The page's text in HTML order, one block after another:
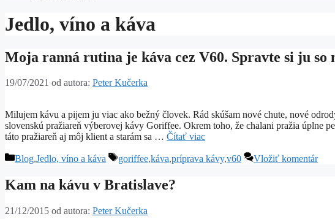
Jedlo, víno a káva
Moja ranná rutina je káva cez V60. Spravte si ju so
19/07/2021 od autora: Peter Kučerka
Milujem kávu a pijem ju viac ako bežný človek. Rád skúšam nové chute, nové
slovenskú pražiareň výberovej kávy Goriffee. Okrem toho, že chalani pražia úplne
táto pražiareň aj môj klient a starám sa … Čítať viac
Kategórie
Blog,Jedlo, víno a káva Značky
goriffee,káva,príprava kávy,v60 Vložiť komentár
Kam na kávu v Bratislave?
21/12/2015 od autora: Peter Kučerka